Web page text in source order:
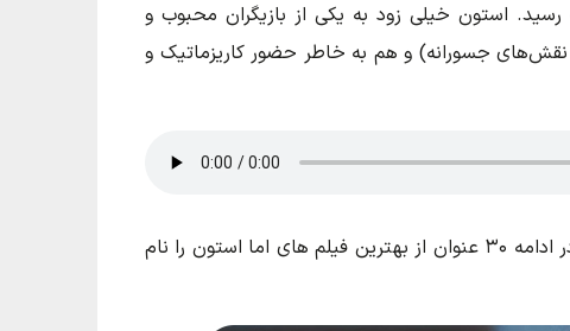
استون خیلی زود به یکی از بازیگران محبوب و
نقش‌های جسورانه) و هم به خاطر حضور کاریزماتیک و
اما استون در بازی‌هایش یک نقش را زندگی می‌کند. به هین دلیل هم تا این‌حد در حرفه بازیگری درخشیده است. در ادامه ۳۰ عنوان از بهترین فیلم های اما استون را نام